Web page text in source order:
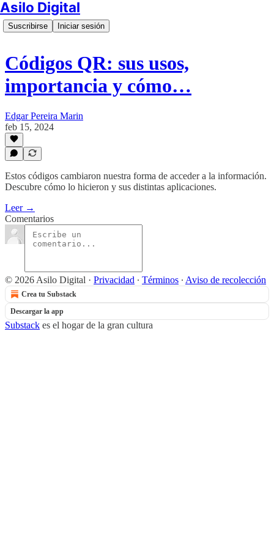
Asilo Digital
Suscribirse Iniciar sesión
Códigos QR: sus usos,
importancia y cómo…
Edgar Pereira Marin
feb 15, 2024
Estos códigos cambiaron nuestra forma de acceder a la información.
Descubre cómo lo hicieron y sus distintas aplicaciones.
Leer →
Comentarios
© 2026 Asilo Digital · Privacidad ∙ Términos ∙ Aviso de recolección
Crea tu Substack
Descargar la app
Substack es el hogar de la gran cultura